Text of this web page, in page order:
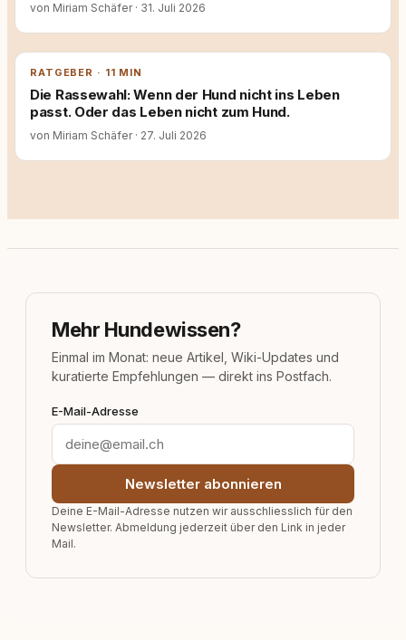
von Miriam Schäfer · 31. Juli 2026
RATGEBER · 11 MIN
Die Rassewahl: Wenn der Hund nicht ins Leben
passt. Oder das Leben nicht zum Hund.
von Miriam Schäfer · 27. Juli 2026
Mehr Hundewissen?
Einmal im Monat: neue Artikel, Wiki-Updates und
kuratierte Empfehlungen — direkt ins Postfach.
E-Mail-Adresse
Newsletter abonnieren
Deine E-Mail-Adresse nutzen wir ausschliesslich für den
Newsletter. Abmeldung jederzeit über den Link in jeder
Mail.